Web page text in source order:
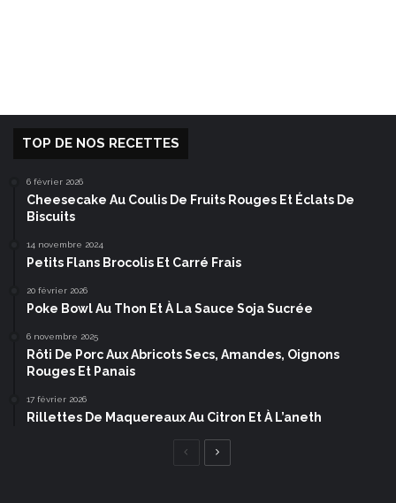
TOP DE NOS RECETTES
6 février 2026
Cheesecake Au Coulis De Fruits Rouges Et Éclats De
Biscuits
14 novembre 2024
Petits Flans Brocolis Et Carré Frais
20 février 2026
Poke Bowl Au Thon Et À La Sauce Soja Sucrée
6 novembre 2025
Rôti De Porc Aux Abricots Secs, Amandes, Oignons
Rouges Et Panais
17 février 2026
Rillettes De Maquereaux Au Citron Et À L’aneth
Page